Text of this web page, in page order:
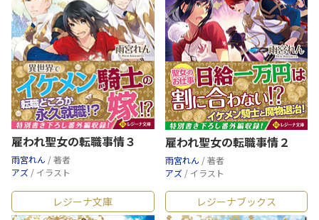
雇われ聖女の転職事情３
雨宮れん / 著者
アズ / イラスト
雇われ聖女の転職事情２
雨宮れん / 著者
アズ / イラスト
レジーナ文庫 レジーナブックス